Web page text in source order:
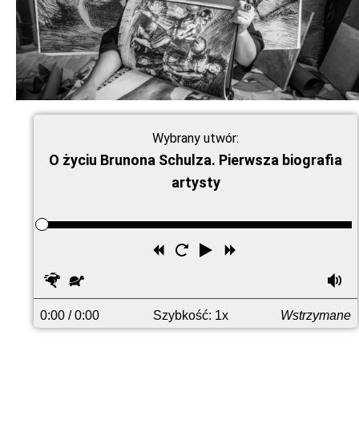
Wybrany utwór:
O życiu Brunona Schulza. Pierwsza biografia
artysty
Odtwórz
Uruchom
Przewiń
przodu
Szybciej
0:00 / 0:00 Szybkość: 1x Wstrzymane